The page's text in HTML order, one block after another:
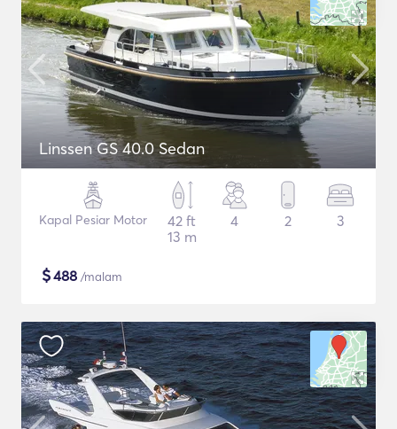
Linssen GS 40.0 Sedan
Kapal Pesiar Motor
42 ft
13 m
4 2 3
$488 /malam